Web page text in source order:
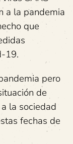
a la pandemia
que
19.
pero
de
la sociedad
fechas de